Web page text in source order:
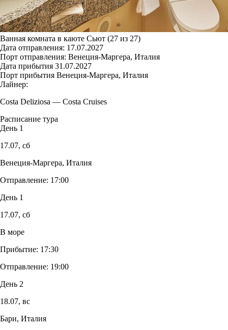
Ванная комната в каюте Сьют (27 из 27)
Дата отправления: 17.07.2027
Порт отправления: Венеция-Маргера, Италия
Дата прибытия 31.07.2027
Порт прибытия Венеция-Маргера, Италия
Лайнер:
Costa Deliziosa — Costa Cruises
Расписание тура
День 1
17.07, сб
Венеция-Маргера, Италия
Отправление: 17:00
День 1
17.07, сб
В море
Прибытие: 17:30
Отправление: 19:00
День 2
18.07, вс
Бари, Италия